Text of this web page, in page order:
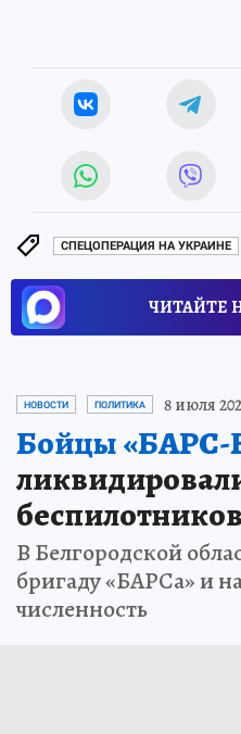
СПЕЦОПЕРАЦИЯ НА УКРАИНЕ
ЧИТАЙТЕ
НОВОСТИ ПОЛИТИКА 8 июля
Бойцы «БАРС-
В Белгородской
бригаду «БАРСа» и
численность